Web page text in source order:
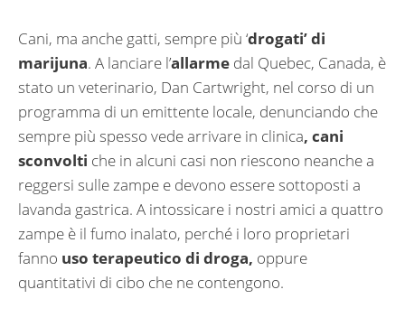
Cani, ma anche gatti, sempre più ‘drogati’ di
marijuna. A lanciare l’allarme dal Quebec, Canada, è
stato un veterinario, Dan Cartwright, nel corso di un
programma di un emittente locale, denunciando che
sempre più spesso vede arrivare in clinica, cani
sconvolti che in alcuni casi non riescono neanche a
reggersi sulle zampe e devono essere sottoposti a
lavanda gastrica. A intossicare i nostri amici a quattro
zampe è il fumo inalato, perché i loro proprietari
fanno uso terapeutico di droga, oppure
quantitativi di cibo che ne contengono.